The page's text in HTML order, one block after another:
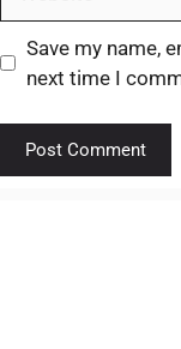
Save my name,
next time I